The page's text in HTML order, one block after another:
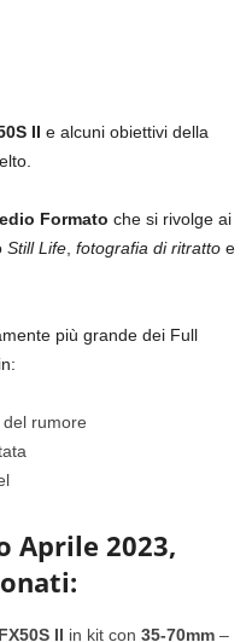
II e alcuni obiettivi della
Formato che si rivolge ai
Still Life, fotografia di ritratto e
più grande dei Full
rumore
Aprile 2023,
II in kit con 35-70mm –